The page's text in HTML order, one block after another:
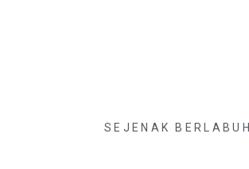
SEJENAK BERLABUH